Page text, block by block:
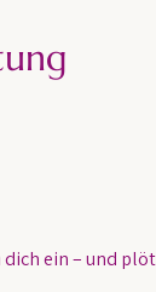
ein – und